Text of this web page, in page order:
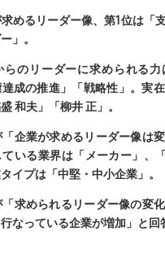
めるリーダー像、第1 位は「
」。
らのリーダーに求められる力
成の推進」「戦略性」。実
和夫」「柳井 正」。
「企業が求めるリーダー像は
いる業界は「メーカー」、「
イプは「中堅・中小企業」。
「求められるリーダー像の変化
なっている企業が増加」と回